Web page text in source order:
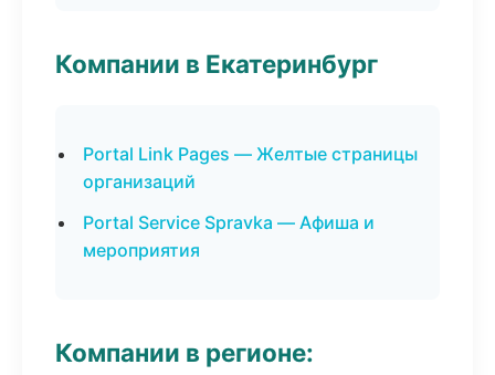
Компании в Екатеринбург
Portal Link Pages — Желтые страницы
организаций
Portal Service Spravka — Афиша и
мероприятия
Компании в регионе: